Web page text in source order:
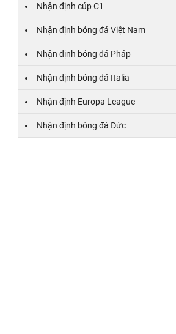
Nhận định cúp C1
Nhận định bóng đá Việt Nam
Nhận định bóng đá Pháp
Nhận định bóng đá Italia
Nhận định Europa League
Nhận định bóng đá Đức